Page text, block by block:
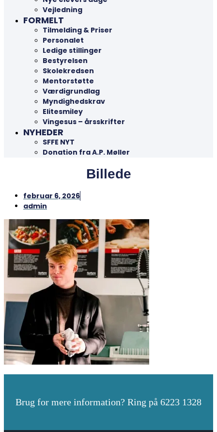
Vejledning
FORMELT
Tilmelding & Priser
Personalet
Ledige stillinger
Bestyrelsen
Skolekredsen
Mentorstøtte
Værdigrundlag
Myndighedskrav
Elitesmiley
Vingesus – årsskrifter
NYHEDER
SFFE NYT
Donation fra A.P. Møller
Billede
februar 6, 2026
admin
Brug for mere information? Ring på 6223 1328